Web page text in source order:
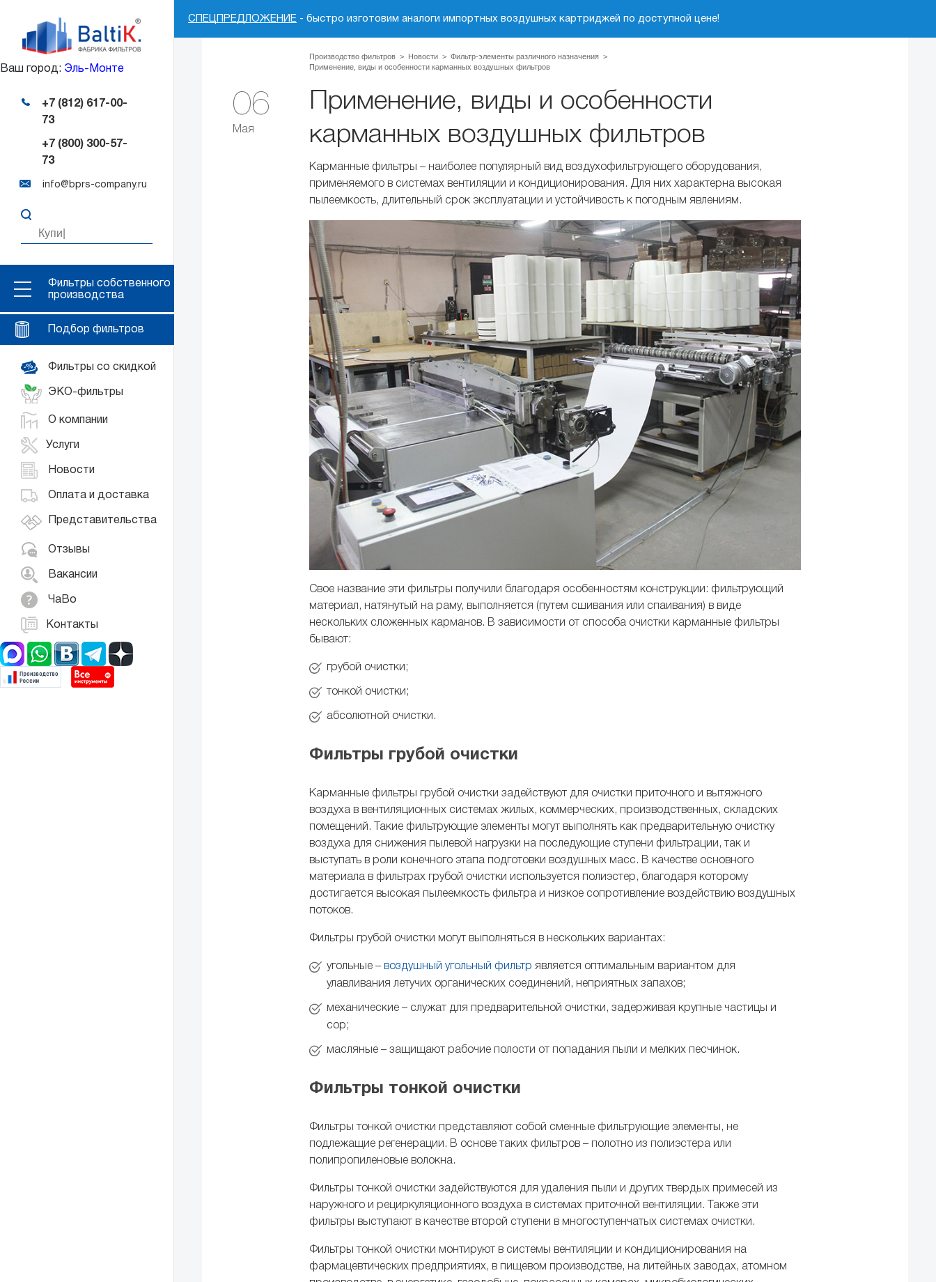
Ваш город: Эль-Монте
+7 (812) 617-00-
73
+7 (800) 300-57-
73
info@bprs-company.ru
Фильтры собственного
производства
Подбор фильтров
Фильтры со скидкой
ЭКО-фильтры
О компании
Услуги
Новости
Оплата и доставка
Представительства
Отзывы
Вакансии
ЧаВо
Контакты
СПЕЦПРЕДЛОЖЕНИЕ - быстро изготовим аналоги импортных воздушных картриджей по доступной цене!
06
Мая
Производство фильтров > Новости > Фильтр-элементы различного назначения >
Применение, виды и особенности карманных воздушных фильтров
Применение, виды и особенности
карманных воздушных фильтров
Карманные фильтры – наиболее популярный вид воздухофильтрующего оборудования,
применяемого в системах вентиляции и кондиционирования. Для них характерна высокая
пылеемкость, длительный срок эксплуатации и устойчивость к погодным явлениям.
Свое название эти фильтры получили благодаря особенностям конструкции: фильтрующий
материал, натянутый на раму, выполняется (путем сшивания или спаивания) в виде
нескольких сложенных карманов. В зависимости от способа очистки карманные фильтры
бывают:
грубой очистки;
тонкой очистки;
абсолютной очистки.
Фильтры грубой очистки
Карманные фильтры грубой очистки задействуют для очистки приточного и вытяжного
воздуха в вентиляционных системах жилых, коммерческих, производственных, складских
помещений. Такие фильтрующие элементы могут выполнять как предварительную очистку
воздуха для снижения пылевой нагрузки на последующие ступени фильтрации, так и
выступать в роли конечного этапа подготовки воздушных масс. В качестве основного
материала в фильтрах грубой очистки используется полиэстер, благодаря которому
достигается высокая пылеемкость фильтра и низкое сопротивление воздействию воздушных
потоков.
Фильтры грубой очистки могут выполняться в нескольких вариантах:
угольные – воздушный угольный фильтр является оптимальным вариантом для
улавливания летучих органических соединений, неприятных запахов;
механические – служат для предварительной очистки, задерживая крупные частицы и
сор;
масляные – защищают рабочие полости от попадания пыли и мелких песчинок.
Фильтры тонкой очистки
Фильтры тонкой очистки представляют собой сменные фильтрующие элементы, не
подлежащие регенерации. В основе таких фильтров – полотно из полиэстера или
полипропиленовые волокна.
Фильтры тонкой очистки задействуются для удаления пыли и других твердых примесей из
наружного и рециркуляционного воздуха в системах приточной вентиляции. Также эти
фильтры выступают в качестве второй ступени в многоступенчатых системах очистки.
Фильтры тонкой очистки монтируют в системы вентиляции и кондиционирования на
фармацевтических предприятиях, в пищевом производстве, на литейных заводах, атомном